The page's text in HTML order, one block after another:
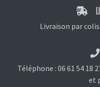
Livraison par
Téléphone : 06 61 54 18
et